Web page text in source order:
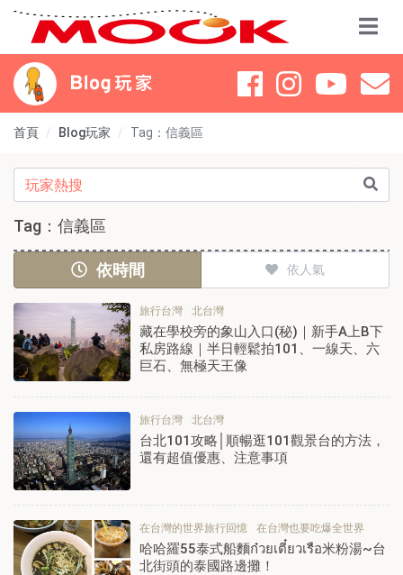
首頁 Blog玩家 Tag：信義區
Tag：信義區
依時間 依人氣
旅行台灣 北台灣
藏在學校旁的象山入口(秘)｜新手A上B下
私房路線｜半日輕鬆拍101、一線天、六
巨石、無極天王像
旅行台灣 北台灣
台北101攻略│順暢逛101觀景台的方法，
還有超值優惠、注意事項
在台灣的世界旅行回憶 在台灣也要吃爆全世界
哈哈羅55泰式船麵ก๋วยเตี๋ยวเรือ米粉湯~台
北街頭的泰國路邊攤！